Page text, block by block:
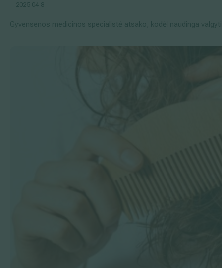
2025 04 8
Gyvensenos medicinos specialistė atsako, kodėl naudinga